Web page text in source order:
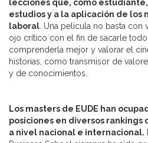
lecciones que, como
estudios y a la aplicación de los
laboral . Una película no basta
ojo crítico con el fin de sacarle
comprenderla mejor y valorar el
historias, como transmisor de
y de conocimientos.
Los masters de EUDE han
posiciones en diversos rankings
a nivel nacional e internacional.